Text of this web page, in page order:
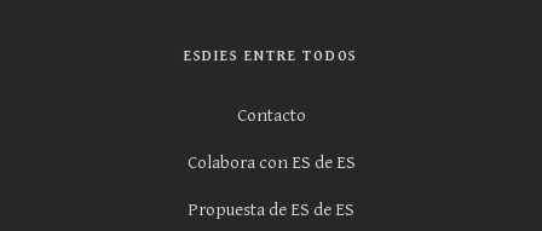
ESDIES ENTRE TODOS
Contacto
Colabora con ES de ES
Propuesta de ES de ES